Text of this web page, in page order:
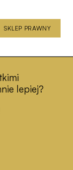
SKLEP PRAWNY
lepiej?